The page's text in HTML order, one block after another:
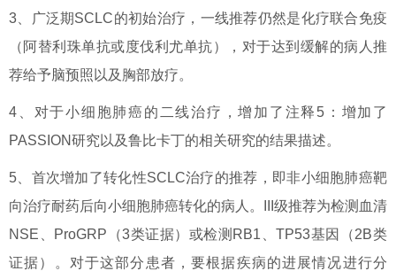
3、广泛期SCLC的初始治疗，一线推荐仍然是化疗联合免疫
（阿替利珠单抗或度伐利尤单抗），对于达到缓解的病人推
荐给予脑预照以及胸部放疗。
4、对于小细胞肺癌的二线治疗，增加了注释5：增加了
PASSION研究以及鲁比卡丁的相关研究的结果描述。
5、首次增加了转化性SCLC治疗的推荐，即非小细胞肺癌靶
向治疗耐药后向小细胞肺癌转化的病人。III级推荐为检测血清
NSE、ProGRP（3类证据）或检测RB1、TP53基因（2B类
证据）。对于这部分患者，要根据疾病的进展情况进行分